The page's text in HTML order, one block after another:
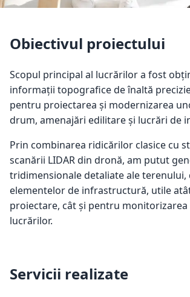
Obiectivul proiectului
Scopul principal al lucrărilor a fost
informații topografice de înaltă
pentru proiectarea și modernizarea
drum, amenajări edilitare și lucrări de
Prin combinarea ridicărilor clasice cu
scanării LIDAR din dronă, am putut
tridimensionale detaliate ale terenului,
elementelor de infrastructură, utile
proiectare, cât și pentru
lucrărilor.
Servicii realizate